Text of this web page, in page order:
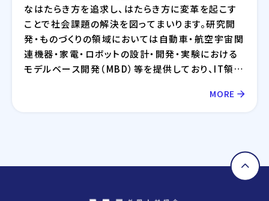
なはたらき方を追求し、はたらき方に変革を起こす
ことで社会課題の解決を図ってまいります。研究開
発・ものづくりの領域においては自動車・航空宇宙関
連機器・家電・ロボットの設計・開発・実験における
モデルベース開発（MBD）等を提供しており、IT領域
中心とした幅広い業界に対してのシステム開発・イ
ンフラ設計・評価検証業務等を提供しております。さ
MORE